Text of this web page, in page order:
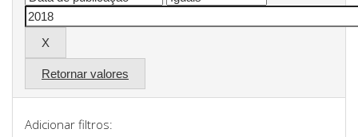
Retornar valores
Adicionar filtros: